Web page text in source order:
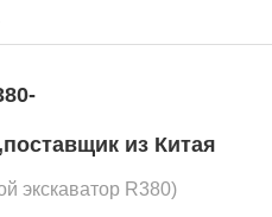
из Китая
экскаватор R380)